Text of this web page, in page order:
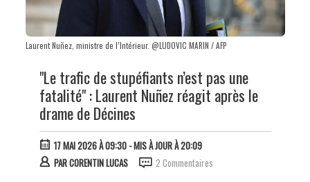
Laurent Nuñez, ministre de l’Intérieur. @LUDOVIC MARIN / AFP
"Le trafic de stupéfiants n’est pas une
fatalité" : Laurent Nuñez réagit après le
drame de Décines
17 MAI 2026 À 09:30- MIS À JOUR À 20:09
PARCORENTIN LUCAS 2 Commentaires